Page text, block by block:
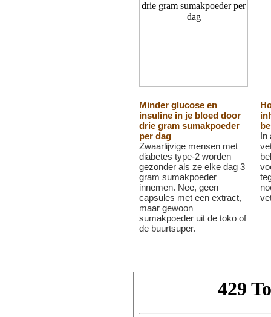
Minder glucose en
insuline in je bloed door
drie gram sumakpoeder
per dag
Zwaarlijvige mensen met
diabetes type-2 worden
gezonder als ze elke dag 3
gram sumakpoeder
innemen. Nee, geen
capsules met een extract,
maar gewoon
sumakpoeder uit de toko of
de buurtsuper.
In